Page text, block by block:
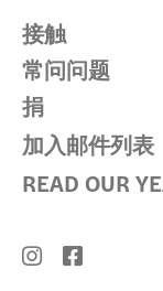
接触
常问问题
捐
加入邮件列表
READ OUR